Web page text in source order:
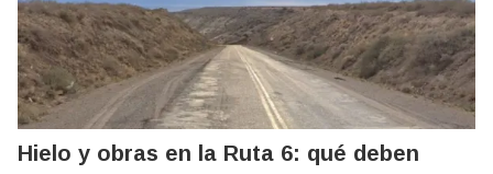
Hielo y obras en la Ruta 6: qué deben